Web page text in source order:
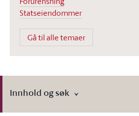
Statseiendommer
Gå til alle temaer
Innhold og søk